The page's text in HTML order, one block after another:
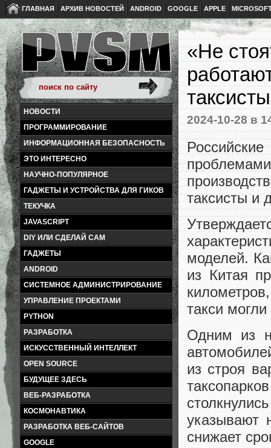
ГЛАВНАЯ АРХИВ НОВОСТЕЙ ANDROID GOOGLE APPLE
НОВОСТИ
ПРОГРАММИРОВАНИЕ
ИНФОРМАЦИОННАЯ БЕЗОПАСНОСТЬ
ЭТО ИНТЕРЕСНО
НАУЧНО-ПОПУЛЯРНОЕ
ГАДЖЕТЫ И УСТРОЙСТВА ДЛЯ ГИКОВ
ТЕКУЧКА
JAVASCRIPT
DIY ИЛИ СДЕЛАЙ САМ
ГАДЖЕТЫ
ANDROID
СИСТЕМНОЕ АДМИНИСТРИРОВАНИЕ
УПРАВЛЕНИЕ ПРОЕКТАМИ
PYTHON
РАЗРАБОТКА
ИСКУССТВЕННЫЙ ИНТЕЛЛЕКТ
OPEN SOURCE
БУДУЩЕЕ ЗДЕСЬ
ВЕБ-РАЗРАБОТКА
КОСМОНАВТИКА
РАЗРАБОТКА ВЕБ-САЙТОВ
GOOGLE
«Не
2024-10-28 в
таксисты и
моделей.
из Китая
такси
Одним из
из строя
указывают
снижает